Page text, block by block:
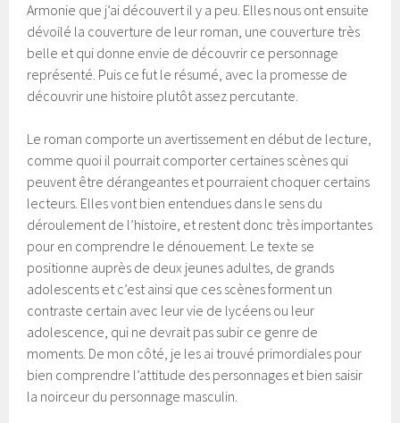
Armonie que j’ai découvert il y a peu. Elles nous ont ensuite
dévoilé la couverture de leur roman, une couverture très
belle et qui donne envie de découvrir ce personnage
représenté. Puis ce fut le résumé, avec la promesse de
découvrir une histoire plutôt assez percutante.
Le roman comporte un avertissement en début de lecture,
comme quoi il pourrait comporter certaines scènes qui
peuvent être dérangeantes et pourraient choquer certains
lecteurs. Elles vont bien entendues dans le sens du
déroulement de l’histoire, et restent donc très importantes
pour en comprendre le dénouement. Le texte se
positionne auprès de deux jeunes adultes, de grands
adolescents et c’est ainsi que ces scènes forment un
contraste certain avec leur vie de lycéens ou leur
adolescence, qui ne devrait pas subir ce genre de
moments. De mon côté, je les ai trouvé primordiales pour
bien comprendre l’attitude des personnages et bien saisir
la noirceur du personnage masculin.